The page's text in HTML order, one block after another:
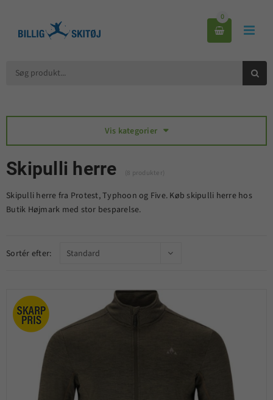


0

Vis kategorier 
Skipulli herre (8 produkter)
Skipulli herre fra Protest, Typhoon og Five. Køb skipulli herre hos
Butik Højmark med stor besparelse.
Sortér efter: